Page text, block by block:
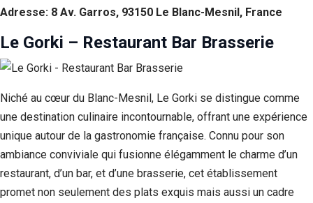
Adresse: 8 Av. Garros, 93150 Le Blanc-Mesnil, France
Le Gorki – Restaurant Bar Brasserie
Niché au cœur du Blanc-Mesnil, Le Gorki se distingue comme
une destination culinaire incontournable, offrant une expérience
unique autour de la gastronomie française. Connu pour son
ambiance conviviale qui fusionne élégamment le charme d’un
restaurant, d’un bar, et d’une brasserie, cet établissement
promet non seulement des plats exquis mais aussi un cadre